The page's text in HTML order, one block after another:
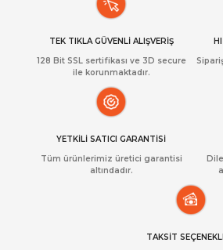
TEK TIKLA GÜVENLİ ALIŞVERİŞ
128 Bit SSL sertifikası ve 3D secure
ile korunmaktadır.
YETKİLİ SATICI GARANTİSİ
Tüm ürünlerimiz üretici garantisi
altındadır.
TAKSİT